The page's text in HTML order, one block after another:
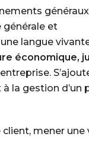
générale et
langue
économique,
la gestion d’un
client, mener une